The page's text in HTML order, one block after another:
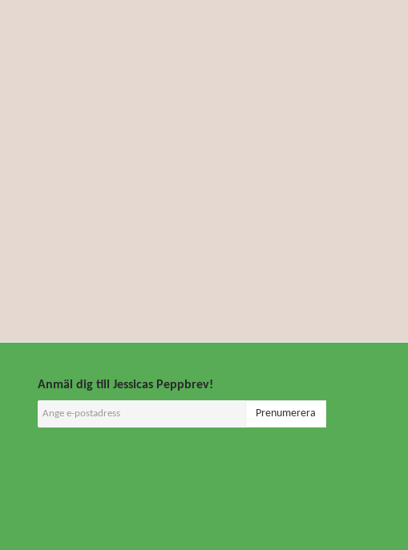
Anmäl dig till Jessicas Peppbrev!
Prenumerera